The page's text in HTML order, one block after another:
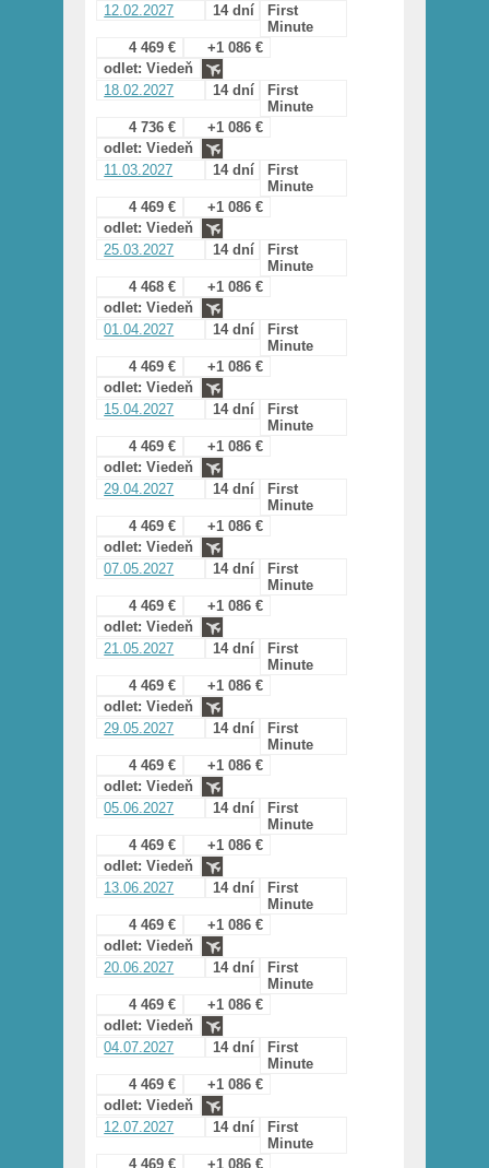
12.02.2027
14 dní
First
Minute
4 469 €
+1 086 €
odlet: Viedeň
18.02.2027
14 dní
First
Minute
4 736 €
+1 086 €
odlet: Viedeň
11.03.2027
14 dní
First
Minute
4 469 €
+1 086 €
odlet: Viedeň
25.03.2027
14 dní
First
Minute
4 468 €
+1 086 €
odlet: Viedeň
01.04.2027
14 dní
First
Minute
4 469 €
+1 086 €
odlet: Viedeň
15.04.2027
14 dní
First
Minute
4 469 €
+1 086 €
odlet: Viedeň
29.04.2027
14 dní
First
Minute
4 469 €
+1 086 €
odlet: Viedeň
07.05.2027
14 dní
First
Minute
4 469 €
+1 086 €
odlet: Viedeň
21.05.2027
14 dní
First
Minute
4 469 €
+1 086 €
odlet: Viedeň
29.05.2027
14 dní
First
Minute
4 469 €
+1 086 €
odlet: Viedeň
05.06.2027
14 dní
First
Minute
4 469 €
+1 086 €
odlet: Viedeň
13.06.2027
14 dní
First
Minute
4 469 €
+1 086 €
odlet: Viedeň
20.06.2027
14 dní
First
Minute
4 469 €
+1 086 €
odlet: Viedeň
04.07.2027
14 dní
First
Minute
4 469 €
+1 086 €
odlet: Viedeň
12.07.2027
14 dní
First
Minute
4 469 €
+1 086 €